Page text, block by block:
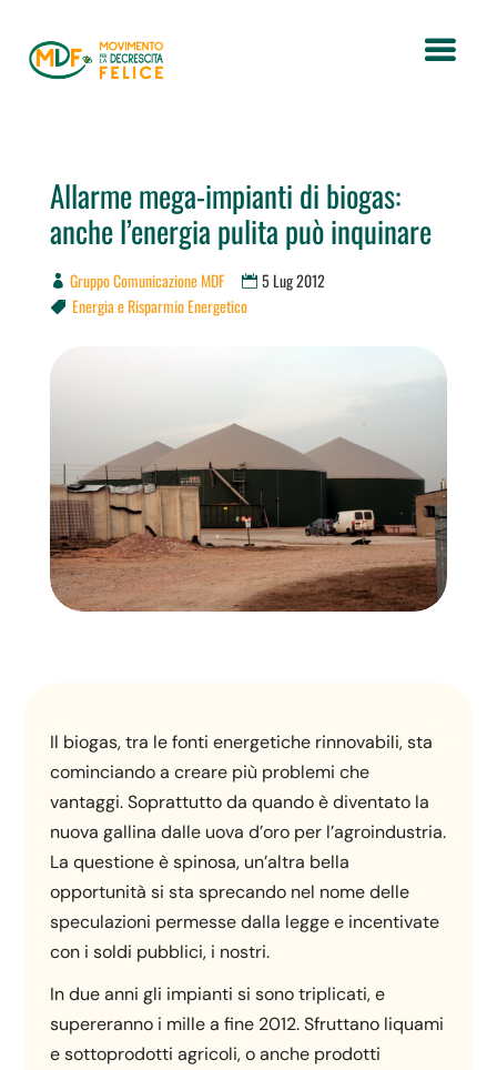
Allarme mega-impianti di biogas:
anche l’energia pulita può inquinare
Gruppo Comunicazione MDF 5 Lug 2012
 Energia e Risparmio Energetico
Il biogas, tra le fonti energetiche rinnovabili, sta
cominciando a creare più problemi che
vantaggi. Soprattutto da quando è diventato la
nuova gallina dalle uova d’oro per l’agroindustria.
La questione è spinosa, un’altra bella
opportunità si sta sprecando nel nome delle
speculazioni permesse dalla legge e incentivate
con i soldi pubblici, i nostri.
In due anni gli impianti si sono triplicati, e
supereranno i mille a fine 2012. Sfruttano liquami
e sottoprodotti agricoli, o anche prodotti